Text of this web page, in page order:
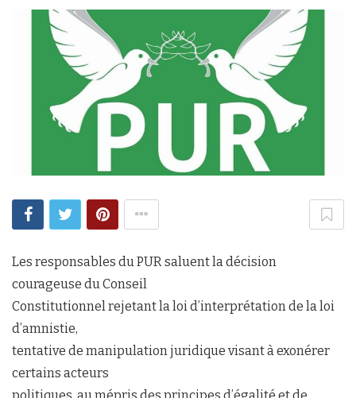
Les responsables du PUR saluent la décision
courageuse du Conseil
Constitutionnel rejetant la loi d’interprétation de la loi
d’amnistie,
tentative de manipulation juridique visant à exonérer
certains acteurs